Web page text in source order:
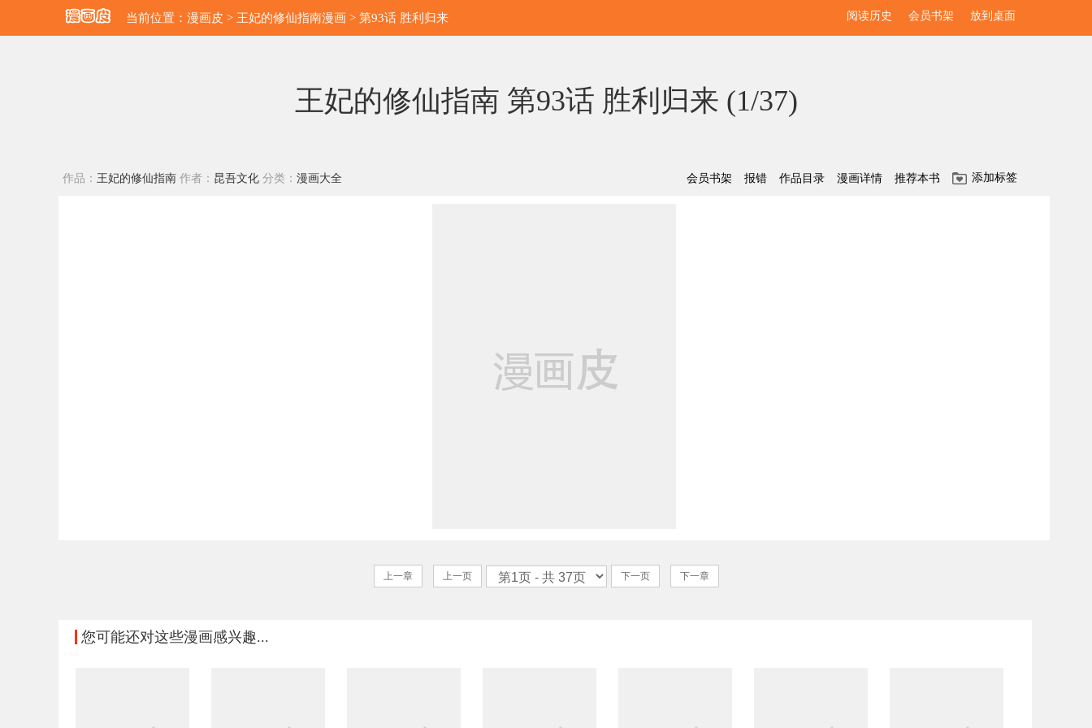
当前位置： 漫画皮 > 王妃的修仙指南漫画 > 第93话 胜利归来 阅读历史 会员书架 放到桌面
王妃的修仙指南 第93话 胜利归来 (1/37)
作品： 王妃的修仙指南 作者： 昆吾文化 分类： 漫画大全 会员书架 报错 作品目录 漫画详情 推荐本书 添加标签
上一章 上一页 下一页 下一章
您可能还对这些漫画感兴趣...